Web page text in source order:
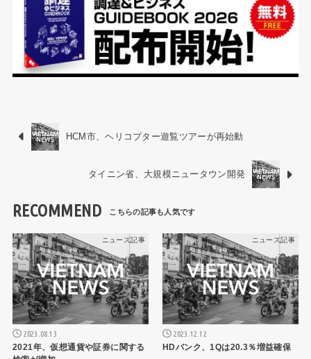
HCM市、ヘリコプター遊覧ツアーが再始動
タイニン省、大規模ニュータウン開発
RECOMMEND
ニュース記事
2023.08.13
2021年、仮想通貨や証券に関する
ニュース記事
2023.12.12
HDバンク、1Qは20.3％増益確保